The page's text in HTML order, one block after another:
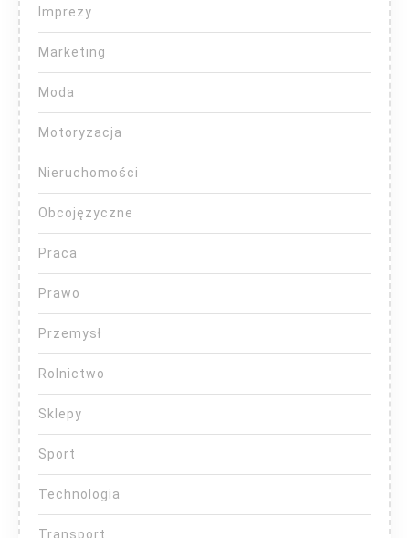
Imprezy
Marketing
Moda
Motoryzacja
Nieruchomości
Obcojęzyczne
Praca
Prawo
Przemysł
Rolnictwo
Sklepy
Sport
Technologia
Transport